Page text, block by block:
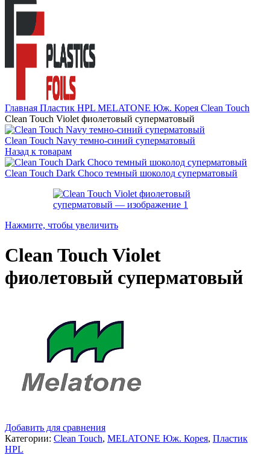
Главная Пластик HPL MELATONE Юж. Корея Clean Touch
Clean Touch Violet фиолетовый суперматовый
Clean Touch Navy темно-синий суперматовый
Назад к товарам
Clean Touch Dark Choco темный шоколод суперматовый
Нажмите, чтобы увеличить
Clean Touch Violet
фиолетовый суперматовый
Добавить для сравнения
Категории: Clean Touch, MELATONE Юж. Корея, Пластик
HPL